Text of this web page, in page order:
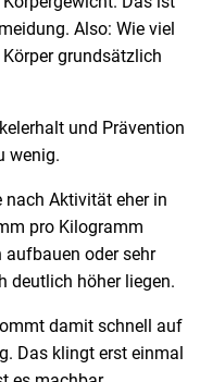
Also: Wie viel
grundsätzlich
und Prävention
wenig.
nach Aktivität eher in
pro Kilogramm
aufbauen oder sehr
deutlich höher liegen.
damit schnell auf
Das klingt erst einmal